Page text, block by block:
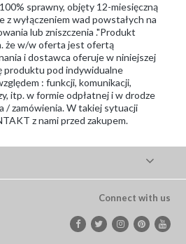
sprawny, objęty 12-miesięczną
z wyłączeniem wad powstałych na
lub zniszczenia ."Produkt
że w/w oferta jest ofertą
i dostawca oferuje w niniejszej
produktu pod indywidualne
: funkcji, komunikacji,
itp. w formie odpłatnej i w drodze
/ zamówienia. W takiej sytuacji
z nami przed zakupem.
Connect with us